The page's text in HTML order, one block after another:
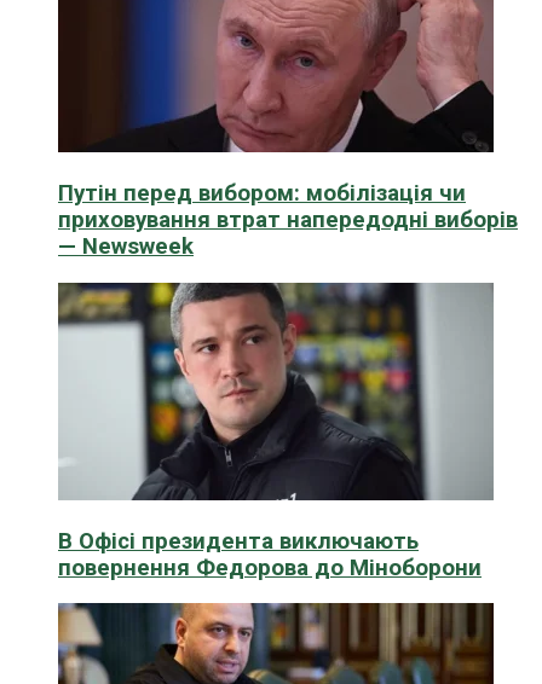
Путін перед вибором: мобілізація чи
приховування втрат напередодні виборів
— Newsweek
В Офісі президента виключають
повернення Федорова до Міноборони